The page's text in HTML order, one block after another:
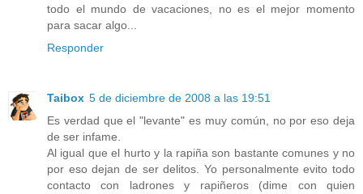
todo el mundo de vacaciones, no es el mejor momento
para sacar algo...
Responder
Taibox 5 de diciembre de 2008 a las 19:51
Es verdad que el "levante" es muy común, no por eso deja
de ser infame.
Al igual que el hurto y la rapiña son bastante comunes y no
por eso dejan de ser delitos. Yo personalmente evito todo
contacto con ladrones y rapiñeros (dime con quien